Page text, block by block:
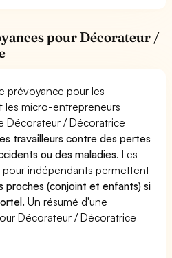
pour Décorateur /
prévoyance pour les
les micro-entrepreneurs
Décorateur / Décoratrice
travailleurs contre des pertes
ou des maladies. Les
pour indépendants permettent
proches (conjoint et enfants) si
Un résumé d'une
Décorateur / Décoratrice